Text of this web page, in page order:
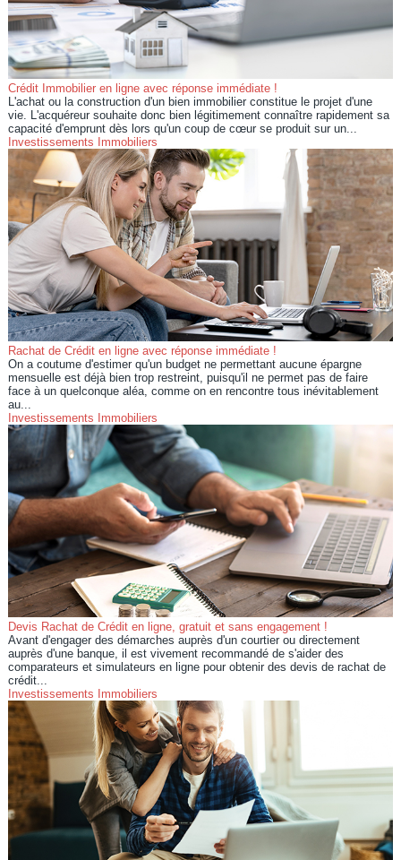
Crédit Immobilier en ligne avec réponse immédiate !
L'achat ou la construction d'un bien immobilier constitue le projet d'une
vie. L'acquéreur souhaite donc bien légitimement connaître rapidement sa
capacité d'emprunt dès lors qu'un coup de cœur se produit sur un...
Investissements Immobiliers
Rachat de Crédit en ligne avec réponse immédiate !
On a coutume d'estimer qu'un budget ne permettant aucune épargne
mensuelle est déjà bien trop restreint, puisqu'il ne permet pas de faire
face à un quelconque aléa, comme on en rencontre tous inévitablement
au...
Investissements Immobiliers
Devis Rachat de Crédit en ligne, gratuit et sans engagement !
Avant d'engager des démarches auprès d'un courtier ou directement
auprès d'une banque, il est vivement recommandé de s'aider des
comparateurs et simulateurs en ligne pour obtenir des devis de rachat de
crédit...
Investissements Immobiliers